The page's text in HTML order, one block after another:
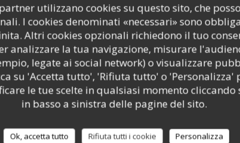
utilizzano cookies su questo sito, che
I cookies denominati «necessari» sono
Altri cookies opzionali richiedono il tuo
analizzare la tua navigazione, misurare
legate ai social network) o visualizzare
su 'Accetta tutto', 'Rifiuta tutto' o 'Personalizza'
le tue scelte in qualsiasi momento
in basso a sinistra delle pagine del sito.
Ok, accetta tutto Rifiuta tutti i cookie
Personalizza
Waze, devi accettare i cookie di Waze Map (Google). Questi
dati di navigazione e localizzazione. Consenti